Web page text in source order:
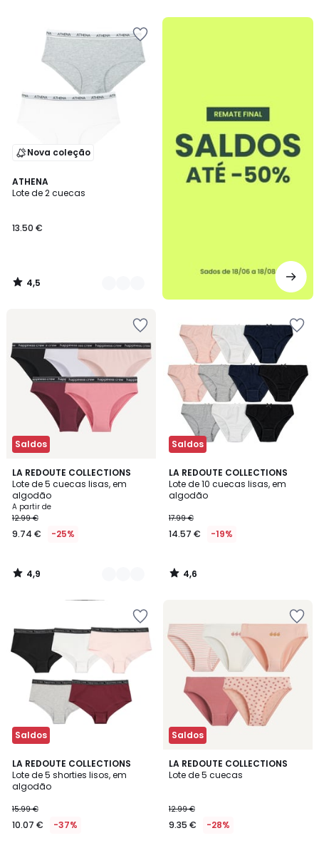
Nova coleção
ATHENA
Lote de 2 cuecas
13.50 €
4,5
/ 5
2
Cores
4,5
/
até
Saldos
LA REDOUTE COLLECTIONS
Lote de 5 cuecas lisas, em
algodão
A partir de
12.99 €
9.74 € -25%
4,9
/ 5
2
Cores
4,9
/
Saldos
LA REDOUTE COLLECTIONS
Lote de 10 cuecas lisas, em
algodão
17.99 €
14.57 € -19%
4,6
/ 5
4,6
/
Saldos
LA REDOUTE COLLECTIONS
Lote de 5 shorties lisos, em
algodão
15.99 €
10.07 € -37%
4,6
/ 5
Saldos
LA REDOUTE COLLECTIONS
Lote de 5 cuecas
12.99 €
9.35 € -28%
5
/